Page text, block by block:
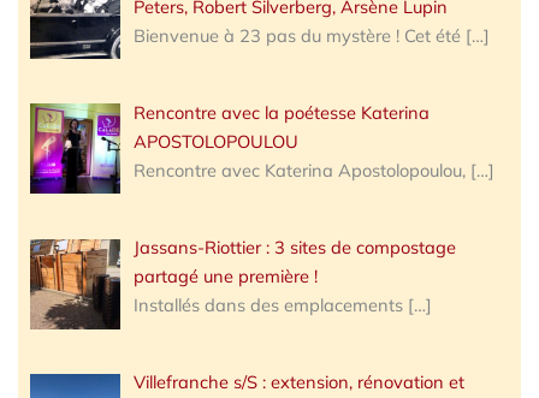
Peters, Robert Silverberg, Arsène Lupin
Bienvenue à 23 pas du mystère ! Cet été […]
Rencontre avec la poétesse Katerina
APOSTOLOPOULOU
Rencontre avec Katerina Apostolopoulou, […]
Jassans-Riottier : 3 sites de compostage
partagé une première !
Installés dans des emplacements […]
Villefranche s/S : extension, rénovation et